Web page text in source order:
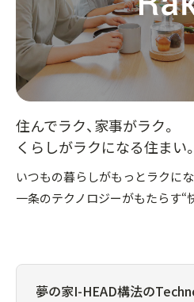
住んでラク、家事がラク。
くらしがラクになる住まい。
いつもの暮らしがもっとラクにな
一条のテクノロジーがもたらす“
夢の家I-HEAD構法の